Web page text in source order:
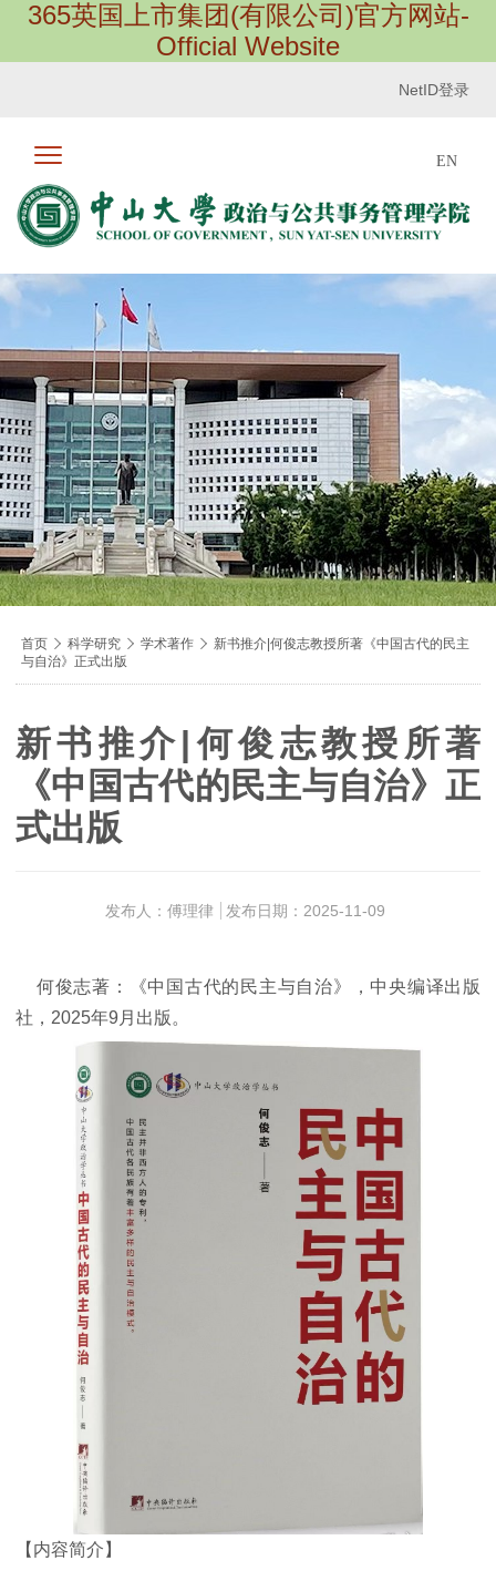
365英国上市集团(有限公司)官方网站-
Official Website
NetID登录
EN
导
航
迹
首页  科学研究  学术著作  新书推介|何俊志教授所著《中国古代的民主
与自治》正式出版
新书推介|何俊志教授所著
《中国古代的民主与自治》正
式出版
发布人：傅理律 发布日期：2025-11-09
何俊志著：《中国古代的民主与自治》，中央编译出版
社，2025年9月出版。
【内容简介】